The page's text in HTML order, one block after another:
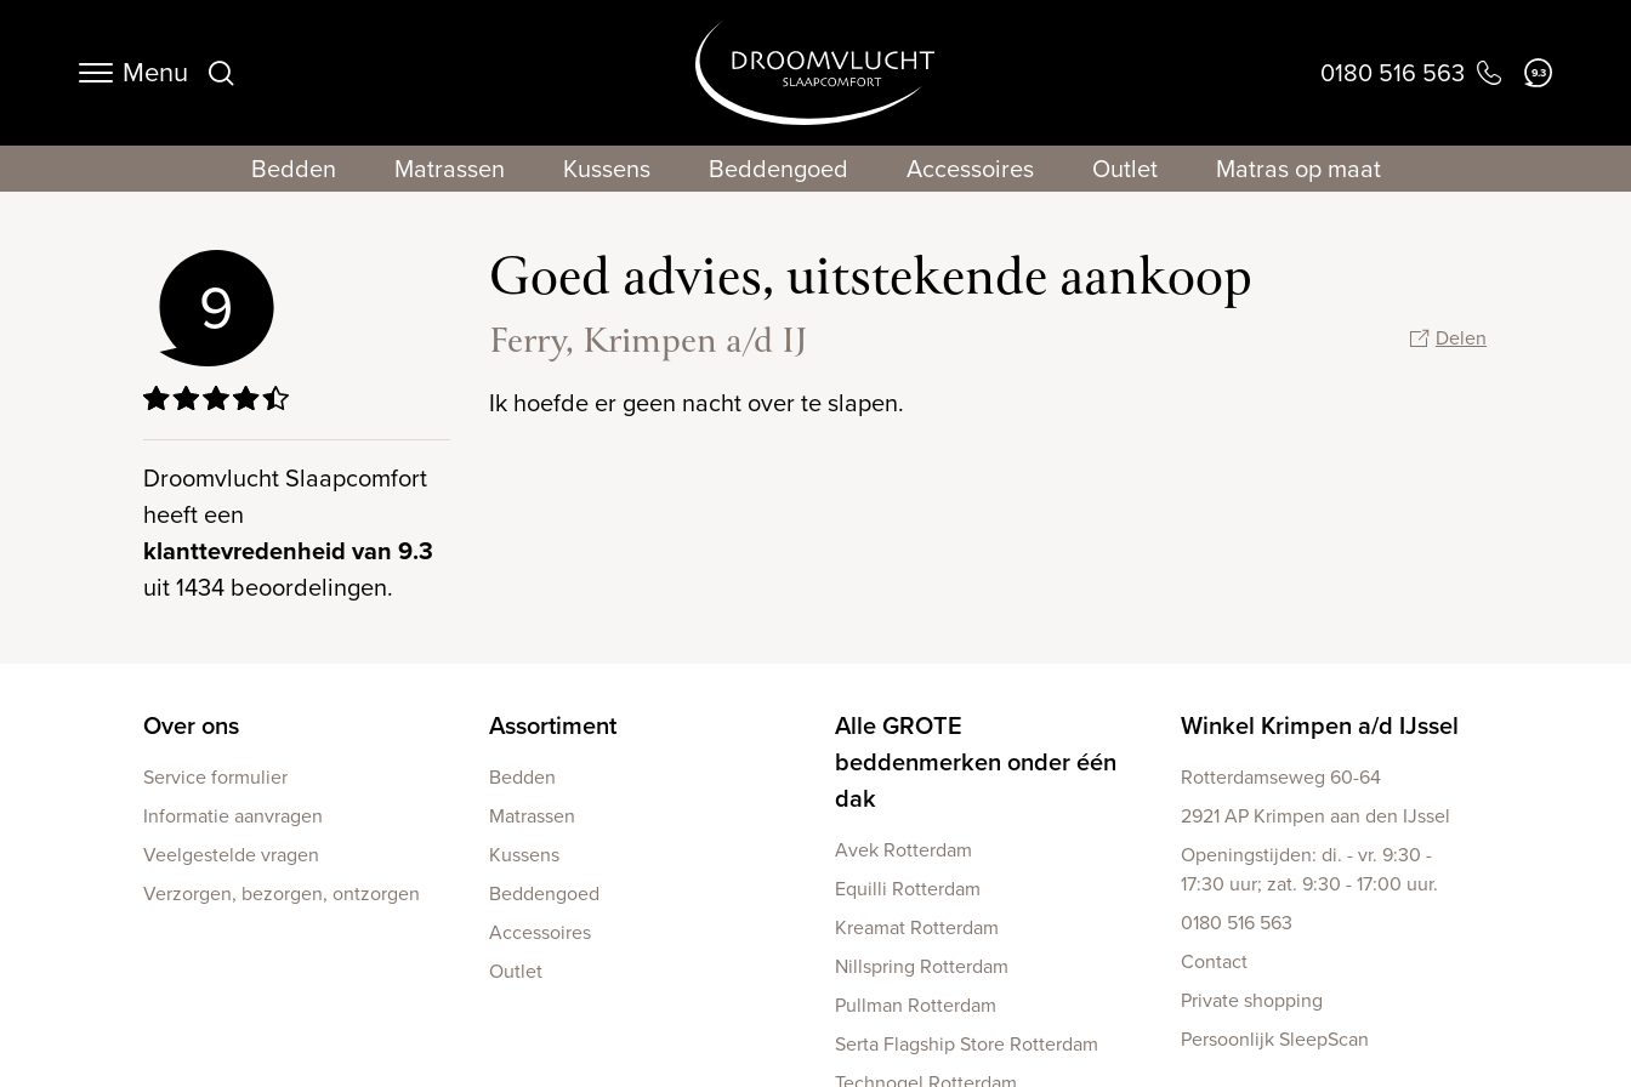
Navigation
Menu 0180 516 563 9.3
Bedden Matrassen Kussens Beddengoed Accessoires Outlet Matras op maat
Goed advies, uitstekende aankoop
Ferry, Krimpen a/d IJ Delen
Ik hoefde er geen nacht over te slapen.
9
Droomvlucht Slaapcomfort
heeft een
klanttevredenheid van 9.3
uit 1434 beoordelingen.
Over ons
Service formulier
Informatie aanvragen
Veelgestelde vragen
Verzorgen, bezorgen, ontzorgen
Assortiment
Bedden
Matrassen
Kussens
Beddengoed
Accessoires
Outlet
Alle GROTE
beddenmerken onder één
dak
Avek Rotterdam
Equilli Rotterdam
Kreamat Rotterdam
Nillspring Rotterdam
Pullman Rotterdam
Serta Flagship Store Rotterdam
Winkel Krimpen a/d IJssel
Rotterdamseweg 60-64
2921 AP Krimpen aan den IJssel
Openingstijden: di. - vr. 9:30 -
17:30 uur; zat. 9:30 - 17:00 uur.
0180 516 563
Contact
Private shopping
Persoonlijk SleepScan